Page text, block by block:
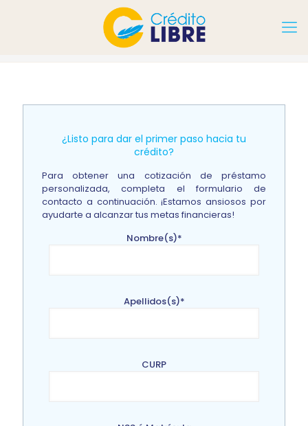
¿Listo para dar el primer paso hacia tu
crédito?
Para obtener una cotización de préstamo
personalizada, completa el formulario de
contacto a continuación. ¡Estamos ansiosos por
ayudarte a alcanzar tus metas financieras!
Nombre(s)*
Apellidos(s)*
CURP